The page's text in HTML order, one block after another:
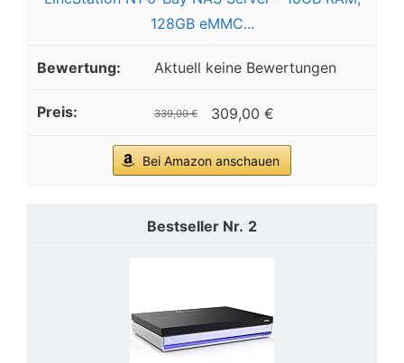
128GB eMMC...
Aktuell keine Bewertungen
339,00 € 309,00 €
Bei Amazon anschauen
2